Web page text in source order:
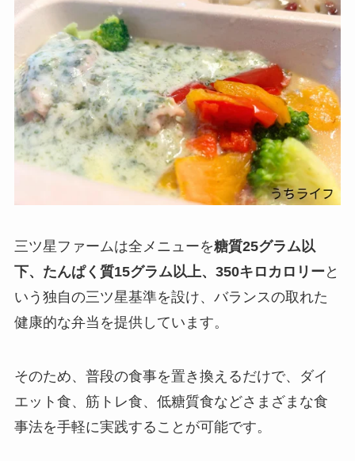
三ツ星ファームは全メニューを糖質25グラム以
下、たんぱく質15グラム以上、350キロカロリー と
いう独自の三ツ星基準を設け、バランスの取れた
健康的な弁当を提供しています。
そのため、普段の食事を置き換えるだけで、ダイ
エット食、筋トレ食、低糖質食などさまざまな食
事法を手軽に実践することが可能です。